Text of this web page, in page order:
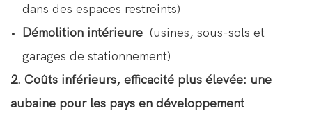
dans des espaces restreints)
Démolition intérieure (usines, sous-sols et
garages de stationnement)
2. Coûts inférieurs, efficacité plus élevée: une
aubaine pour les pays en développement